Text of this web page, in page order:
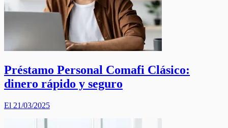
Préstamo Personal Comafi Clásico:
dinero rápido y seguro
El 21/03/2025